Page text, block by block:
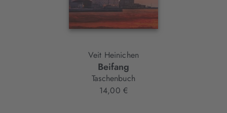
Veit Heinichen
Beifang
Taschenbuch
14,00 €